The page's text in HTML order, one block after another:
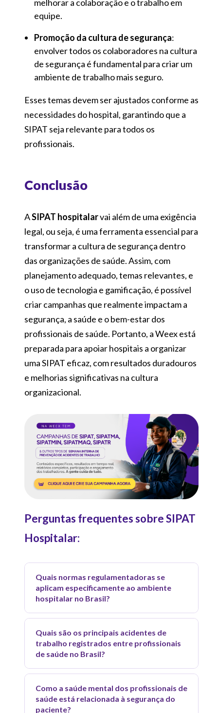
melhorar a colaboração e o trabalho em
equipe.
Promoção da cultura de segurança:
envolver todos os colaboradores na cultura
de segurança é fundamental para criar um
ambiente de trabalho mais seguro.
Esses temas devem ser ajustados conforme as
necessidades do hospital, garantindo que a
SIPAT seja relevante para todos os
profissionais.
Conclusão
ASIPAT hospitalarvai além de uma exigência
legal, ou seja, é uma ferramenta essencial para
transformar a cultura de segurança dentro
das organizações de saúde. Assim, com
planejamento adequado, temas relevantes, e
o uso de tecnologia e gamificação, é possível
criar campanhas que realmente impactam a
segurança, a saúde e o bem-estar dos
profissionais de saúde. Portanto, a Weex está
preparada para apoiar hospitais a organizar
uma SIPAT eficaz, com resultados duradouros
e melhorias significativas na cultura
organizacional.
Perguntas frequentes sobre SIPAT
Hospitalar:
Quais normas regulamentadoras se
aplicam especificamente ao ambiente
hospitalar no Brasil?
O setor de saúde está sujeito a um
conjunto amplo de Normas
Regulamentadoras, com destaque para
Assistência à Saúde), que é a principal
norma voltada exclusivamente para esse
Quais são os principais acidentes de
trabalho registrados entre profissionais
de saúde no Brasil?
Segundo oObservatório de Segurança e
Saúde no Trabalho (SmartLab/OIT), os
profissionais de enfermagem lideram os
Como a saúde mental dos profissionais de
saúde está relacionada à segurança do
paciente?